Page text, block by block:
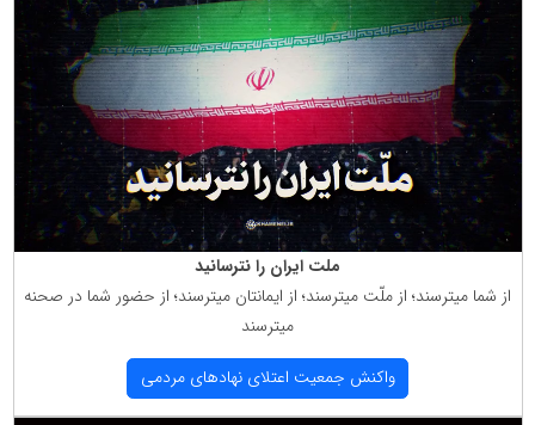
ملت ایران را نترسانید
از شما میترسند؛ از ملّت میترسند؛ از ایمانتان میترسند؛ از حضور شما در صحنه
میترسند
واكنش جمعیت اعتلای نهادهای مردمی